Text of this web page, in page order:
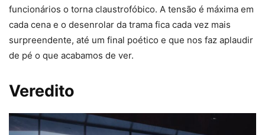
funcionários o torna claustrofóbico. A tensão é máxima em
cada cena e o desenrolar da trama fica cada vez mais
surpreendente, até um final poético e que nos faz aplaudir
de pé o que acabamos de ver.
Veredito